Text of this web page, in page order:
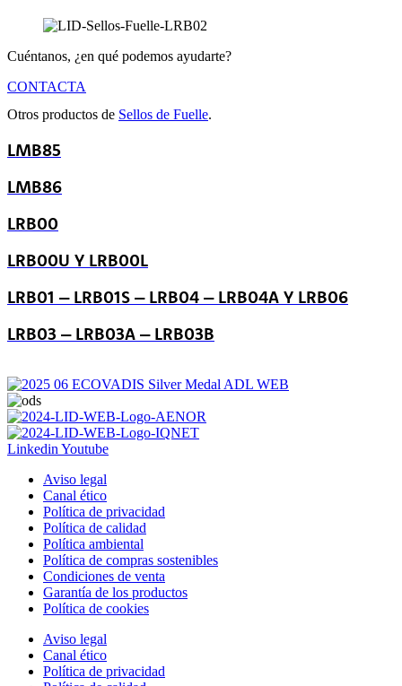
Cuéntanos, ¿en qué podemos ayudarte?
CONTACTA
Otros productos de Sellos de Fuelle.
LMB85
LMB86
LRB00
LRB00U Y LRB00L
LRB01 – LRB01S – LRB04 – LRB04A Y LRB06
LRB03 – LRB03A – LRB03B
Linkedin Youtube
Aviso legal
Canal ético
Política de privacidad
Política de calidad
Política ambiental
Política de compras sostenibles
Condiciones de venta
Garantía de los productos
Política de cookies
Aviso legal
Canal ético
Política de privacidad